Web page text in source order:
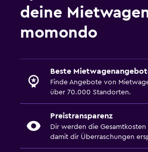
deine
momondo
Beste
Finde Angebote von
über 70.000 Standorten.
Preistransparenz
Dir werden die Gesamtkosten
damit dir Überraschungen